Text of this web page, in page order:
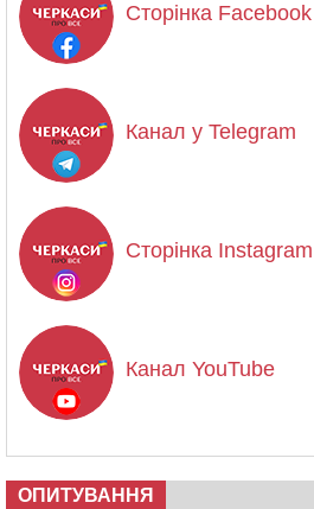
Сторінка Facebook
Канал у Telegram
Сторінка Instagram
Канал YouTube
ОПИТУВАННЯ